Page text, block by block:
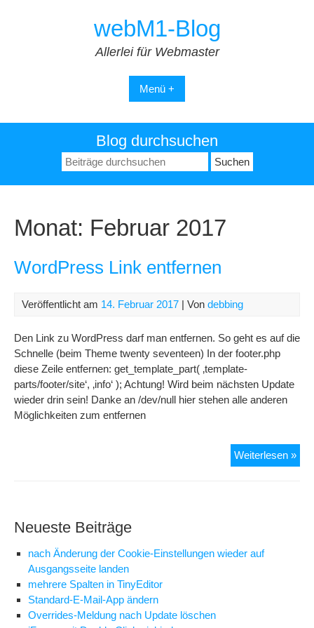
webM1-Blog
Allerlei für Webmaster
Menü +
Blog durchsuchen
Suchen
nach:
Monat: Februar 2017
WordPress Link entfernen
Veröffentlicht am 14. Februar 2017 | Von debbing
Den Link zu WordPress darf man entfernen. So geht es auf die
Schnelle (beim Theme twenty seventeen) In der footer.php
diese Zeile entfernen: get_template_part( ‚template-
parts/footer/site‘, ‚info‘ ); Achtung! Wird beim nächsten Update
wieder drin sein! Danke an /dev/null hier stehen alle anderen
Möglichkeiten zum entfernen
Weiterlesen »
Link
Neueste Beiträge
nach Änderung der Cookie-Einstellungen wieder auf
Ausgangsseite landen
mehrere Spalten in TinyEditor
Standard-E-Mail-App ändern
Overrides-Meldung nach Update löschen